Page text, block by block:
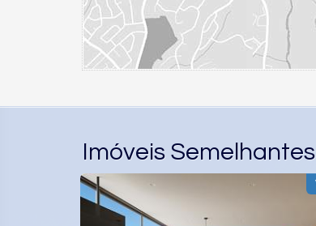
Imóveis Semelhantes
VISTA MAR